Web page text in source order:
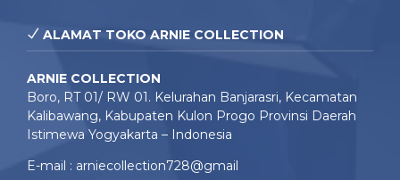
ALAMAT TOKO ARNIE COLLECTION
ARNIE COLLECTION
Boro, RT 01/ RW 01. Kelurahan Banjarasri, Kecamatan
Kalibawang, Kabupaten Kulon Progo Provinsi Daerah
Istimewa Yogyakarta – Indonesia
E-mail : arniecollection728@gmail